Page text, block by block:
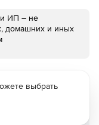
и ИП – не
домашних и иных
выбрать